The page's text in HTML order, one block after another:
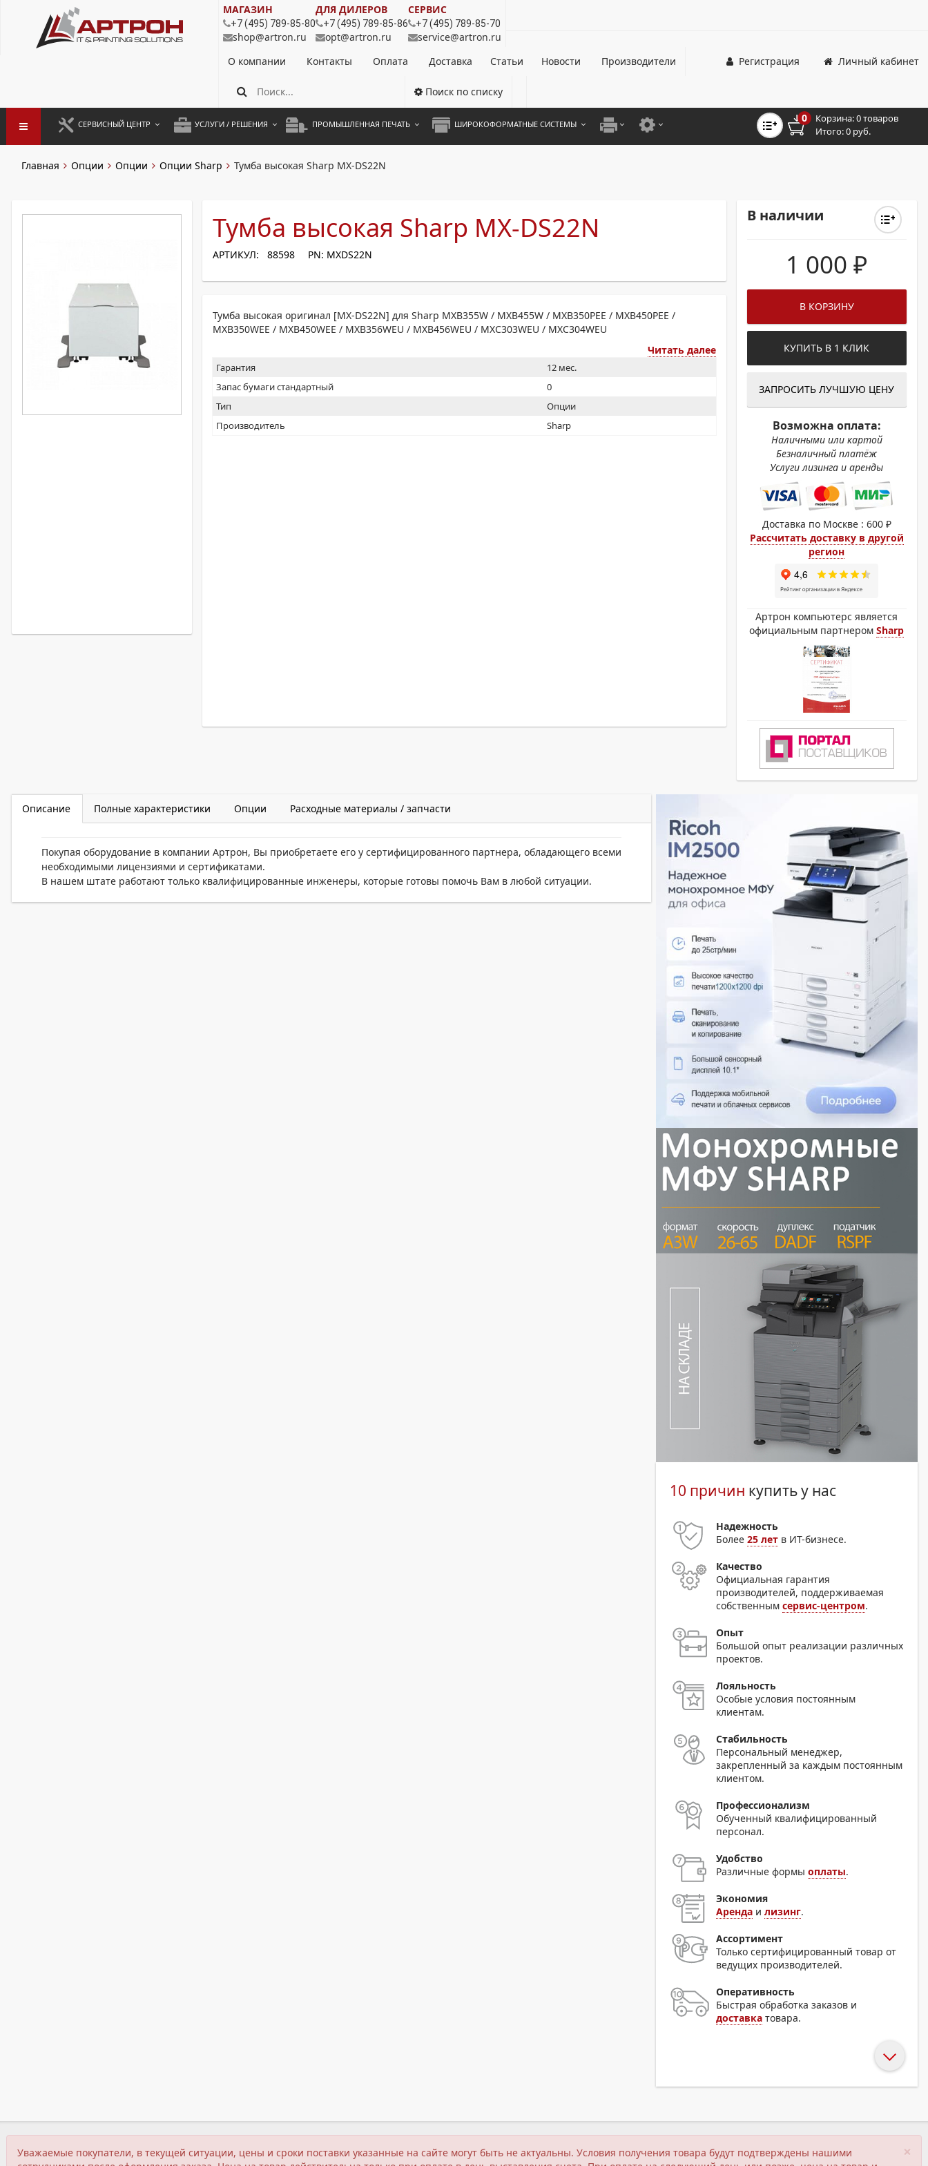
МАГАЗИН
+7 (495) 789-85-80
shop@artron.ru
ДЛЯ ДИЛЕРОВ
+7 (495) 789-85-86
opt@artron.ru
СЕРВИС
+7 (495) 789-85-70
service@artron.ru
О компании
Контакты Оплата Доставка Статьи Новости Производители Личный кабинет
Регистрация
Поиск по списку
СЕРВИСНЫЙ ЦЕНТР
РАЗОВЫЕ РЕМОНТЫ
УСЛУГИ / РЕШЕНИЯ
АРЕНДА ОБОРУДОВАНИЯ
ПРОМЫШЛЕННАЯ ПЕЧАТЬ ШИРОКОФОРМАТНЫЕ СИСТЕМЫ
МОНОХРОМНЫЕ ПРИНТЕРЫ
ДЛЯ ШИРОКОФОРМАТНЫХ СИСТЕМ
0 Корзина:0 товаров
Итого:0 руб.
Главная Опции Опции Опции Sharp Тумба высокая Sharp MX-DS22N
Тумба высокая Sharp MX-DS22N
АРТИКУЛ: 88598 PN: MXDS22N
Тумба высокая оригинал [MX-DS22N] для Sharp MXB355W / MXB455W / MXB350PEE / MXB450PEE /
MXB350WEE / MXB450WEE / MXB356WEU / MXB456WEU / MXC303WEU / MXC304WEU
Читать далее
Гарантия
12 мес.
Запас бумаги стандартный
0
Тип
Опции
Производитель
Sharp
В наличии
1 000₽
В КОРЗИНУ
КУПИТЬ В 1 КЛИК
ЗАПРОСИТЬ ЛУЧШУЮ ЦЕНУ
Возможна оплата:
Наличными или картой
Безналичный платёж
Услуги лизинга и аренды
Доставка по Москве : 600 ₽
Рассчитать доставку в другой
регион
Артрон компьютерс является
официальным партнеромSharp
Описание Полные характеристики Опции Расходные материалы / запчасти
Покупая оборудование в компании Артрон, Вы приобретаете его у сертифицированного партнера, обладающего всеми
необходимыми лицензиями и сертификатами.
В нашем штате работают только квалифицированные инженеры, которые готовы помочь Вам в любой ситуации.
10 причин купить у нас
Надежность
Более25 лет в ИТ-бизнесе.
Качество
Официальная гарантия
производителей, поддерживаемая
собственнымсервис-центром.
Опыт
Большой опыт реализации различных
проектов.
Лояльность
Особые условия постоянным
клиентам.
Стабильность
Персональный менеджер,
закрепленный за каждым постоянным
клиентом.
Профессионализм
Обученный квалифицированный
персонал.
Удобство
Различные формыоплаты.
Экономия
Аренда илизинг.
Ассортимент
Только сертифицированный товар от
ведущих производителей.
Оперативность
Быстрая обработка заказов и
доставка товара.
×
Уважаемые покупатели, в текущей ситуации, цены и сроки поставки указанные на сайте могут быть не актуальны. Условия получения товара будут подтверждены нашими